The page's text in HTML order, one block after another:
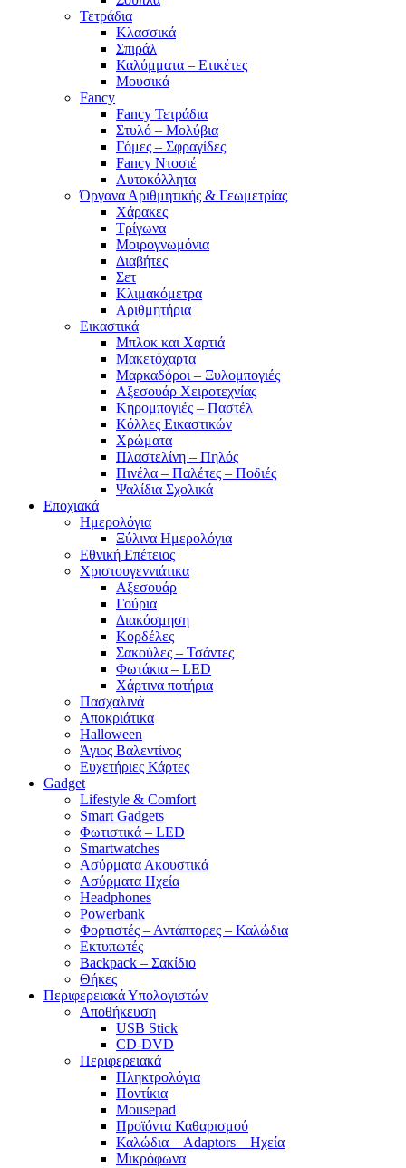
Τετράδια
Κλασσικά
Σπιράλ
Καλύμματα – Ετικέτες
Μουσικά
Fancy
Fancy Τετράδια
Στυλό – Μολύβια
Γόμες – Σφραγίδες
Fancy Ντοσιέ
Αυτοκόλλητα
Όργανα Αριθμητικής & Γεωμετρίας
Χάρακες
Τρίγωνα
Mοιρογνωμόνια
Διαβήτες
Σετ
Κλιμακόμετρα
Αριθμητήρια
Εικαστικά
Μπλοκ και Χαρτιά
Μακετόχαρτα
Μαρκαδόροι – Ξυλομπογιές
Αξεσουάρ Χειροτεχνίας
Κηρομπογιές – Παστέλ
Κόλλες Εικαστικών
Χρώματα
Πλαστελίνη – Πηλός
Πινέλα – Παλέτες – Ποδιές
Ψαλίδια Σχολικά
Εποχιακά
Ημερολόγια
Ξύλινα Ημερολόγια
Εθνική Επέτειος
Χριστουγεννιάτικα
Αξεσουάρ
Γούρια
Διακόσμηση
Κορδέλες
Σακούλες – Τσάντες
Φωτάκια – LED
Χάρτινα ποτήρια
Πασχαλινά
Αποκριάτικα
Halloween
Άγιος Βαλεντίνος
Ευχετήριες Κάρτες
Gadget
Lifestyle & Comfort
Smart Gadgets
Φωτιστικά – LED
Smartwatches
Ασύρματα Ακουστικά
Ασύρματα Ηχεία
Headphones
Powerbank
Φορτιστές – Αντάπτορες – Καλώδια
Εκτυπωτές
Backpack – Σακίδιο
Θήκες
Περιφερειακά Υπολογιστών
Αποθήκευση
USB Stick
CD-DVD
Περιφερειακά
Πληκτρολόγια
Ποντίκια
Mousepad
Προϊόντα Καθαρισμού
Καλώδια – Adaptors – Ηχεία
Μικρόφωνα